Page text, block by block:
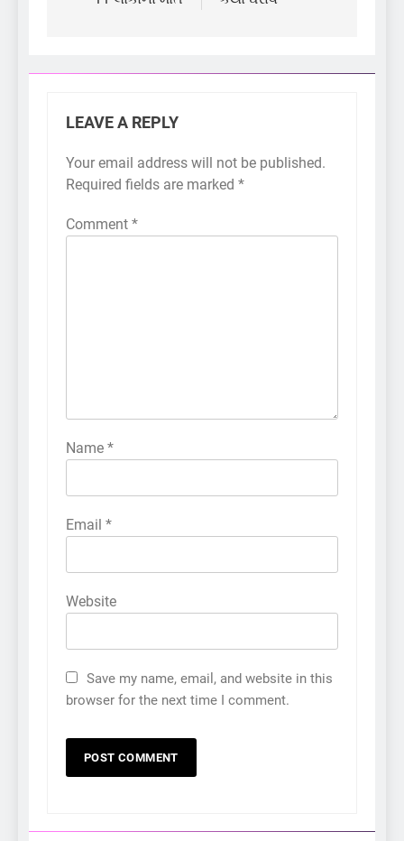
LEAVE A REPLY
Your email address will not be published.
Required fields are marked *
Comment *
Name *
Email *
Website
Save my name, email, and website in this
browser for the next time I comment.